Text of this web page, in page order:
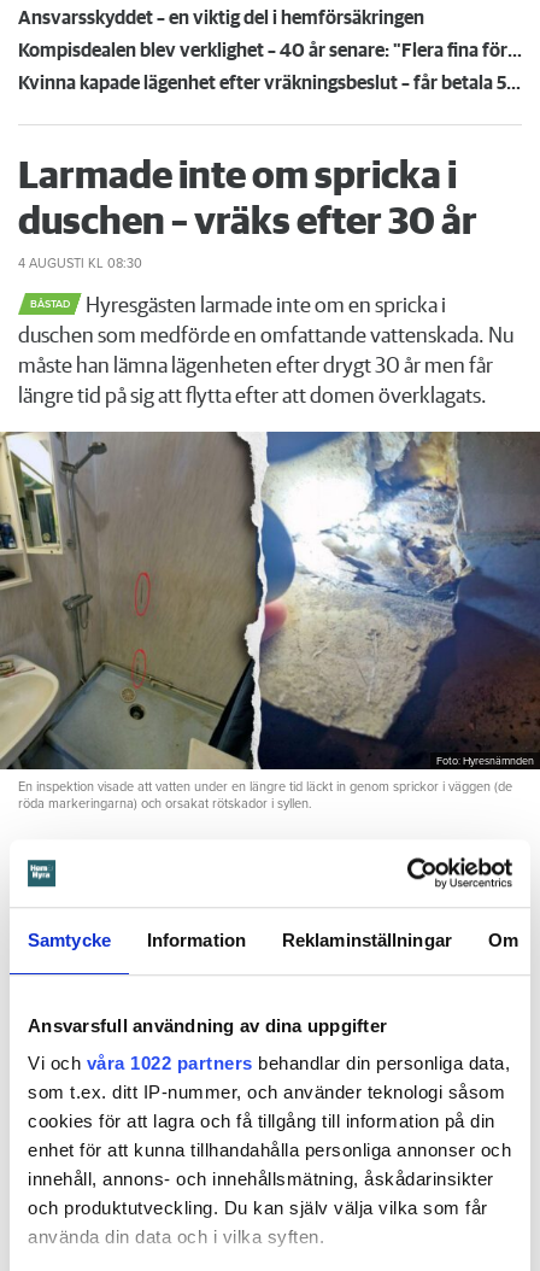
Samtycke Information Reklaminställningar Om
Ansvarsfull användning av dina uppgifter
Vi och våra 1022 partners behandlar din personliga data,
som t.ex. ditt IP-nummer, och använder teknologi såsom
cookies för att lagra och få tillgång till information på din
enhet för att kunna tillhandahålla personliga annonser och
innehåll, annons- och innehållsmätning, åskådarinsikter
och produktutveckling. Du kan själv välja vilka som får
använda din data och i vilka syften.
Ansvarsskyddet – en viktig del i hemförsäkringen
Kompisdealen blev verklighet – 40 år senare: "Flera fina fördelar med att dela bostad"
Kvinna kapade lägenhet efter vräkningsbeslut – får betala 50 000
Larmade inte om spricka i
duschen – vräks efter 30 år
4 AUGUSTI KL 08:30
BÅSTAD
Hyresgästen larmade inte om en spricka i
duschen som medförde en omfattande vattenskada. Nu
måste han lämna lägenheten efter drygt 30 år men får
längre tid på sig att flytta efter att domen överklagats.
Foto: Hyresnämnden
En inspektion visade att vatten under en längre tid läckt in genom sprickor i väggen (de
röda markeringarna) och orsakat rötskador i syllen.
1995 men måste nu flytta sedan hans kontrakt prövats både
i hyresnämnden och i hovrätten.
Skada upptäcktes av hantverkare
Det var när hyresvärdens hantverkare skulle byta ett
duschmunstycke under hösten förra året som en spricka i
plastmattan på väggen i duschen upptäcktes. Strax efter
detta lät värden ett företag göra en besiktning av
badrummet. Då upptäcktes att vatten läckt från den trasiga
svetsskarven under en längre tid och orsakat omfattande